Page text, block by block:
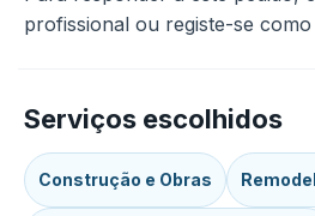
profissional ou registe-se
Serviços escolhidos
Construção e Obras